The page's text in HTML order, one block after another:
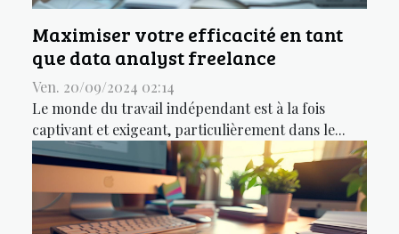
Maximiser votre efficacité en tant
que data analyst freelance
Ven. 20/09/2024 02:14
Le monde du travail indépendant est à la fois
captivant et exigeant, particulièrement dans le...